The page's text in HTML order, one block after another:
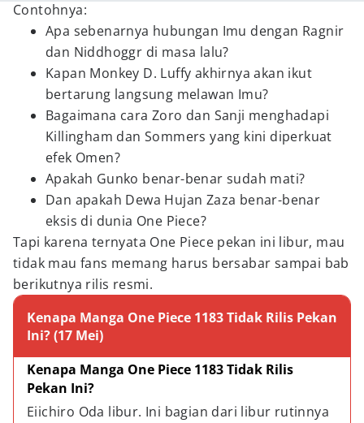
Contohnya:
Apa sebenarnya hubungan Imu dengan Ragnir
dan Niddhoggr di masa lalu?
Kapan Monkey D. Luffy akhirnya akan ikut
bertarung langsung melawan Imu?
Bagaimana cara Zoro dan Sanji menghadapi
Killingham dan Sommers yang kini diperkuat
efek Omen?
Apakah Gunko benar-benar sudah mati?
Dan apakah Dewa Hujan Zaza benar-benar
eksis di dunia One Piece?
Tapi karena ternyata One Piece pekan ini libur, mau
tidak mau fans memang harus bersabar sampai bab
berikutnya rilis resmi.
Kenapa Manga One Piece 1183 Tidak Rilis Pekan
Ini? (17 Mei)
Kenapa Manga One Piece 1183 Tidak Rilis
Pekan Ini?
Eiichiro Oda libur. Ini bagian dari libur rutinnya